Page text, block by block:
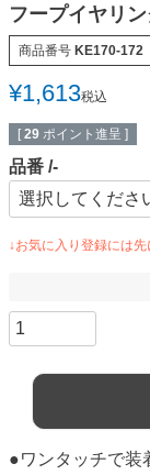
フープイヤリ
商品番号 KE170-172
¥1,613税込
[ 29 ポイント進呈 ]
品番 -
●ワンタッチで装